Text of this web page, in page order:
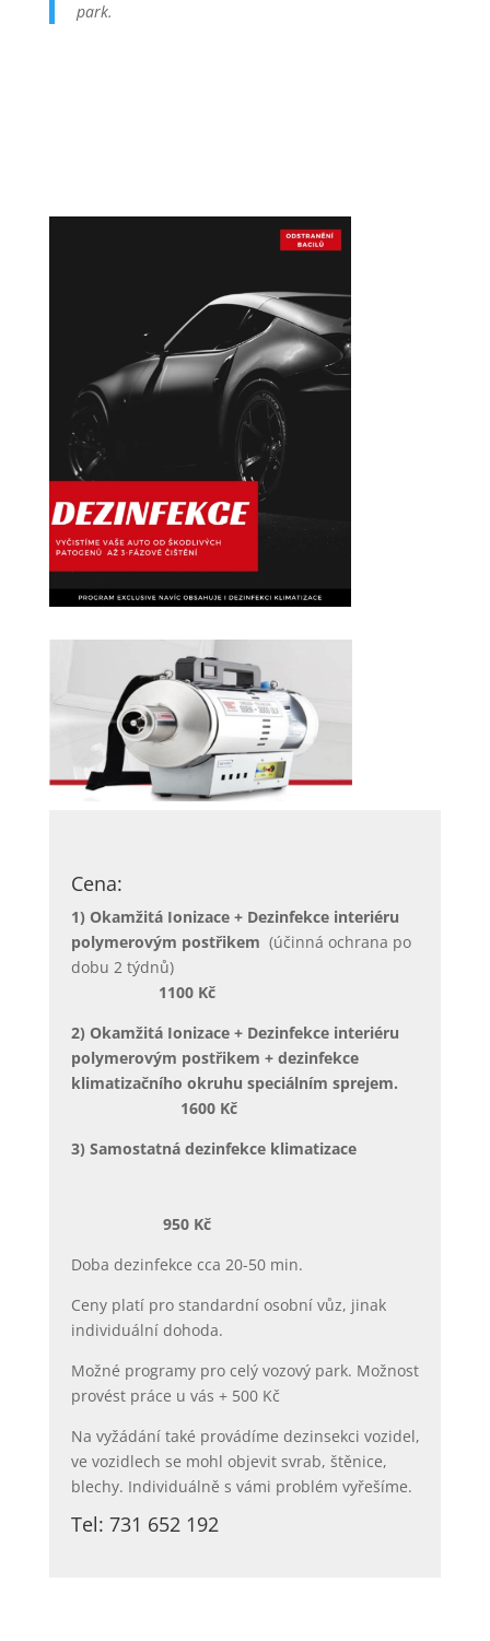
park.
Cena:
1) Okamžitá Ionizace + Dezinfekce interiéru
polymerovým postřikem (účinná ochrana po
dobu 2 týdnů)
1100 Kč
2) Okamžitá Ionizace + Dezinfekce interiéru
polymerovým postřikem + dezinfekce
klimatizačního okruhu speciálním sprejem.
1600 Kč
3) Samostatná dezinfekce klimatizace
950 Kč
Doba dezinfekce cca 20-50 min.
Ceny platí pro standardní osobní vůz, jinak
individuální dohoda.
Možné programy pro celý vozový park. Možnost
provést práce u vás + 500 Kč
Na vyžádání také provádíme dezinsekci vozidel,
ve vozidlech se mohl objevit svrab, štěnice,
blechy. Individuálně s vámi problém vyřešíme.
Tel: 731 652 192